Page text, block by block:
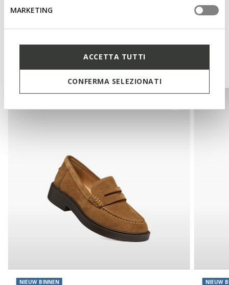
MARKETING
ACCETTA TUTTI
CONFERMA SELEZIONATI
Misschien vindt u dit ook leuk
Onlangs bekeken
NIEUW BINNEN NIEUW